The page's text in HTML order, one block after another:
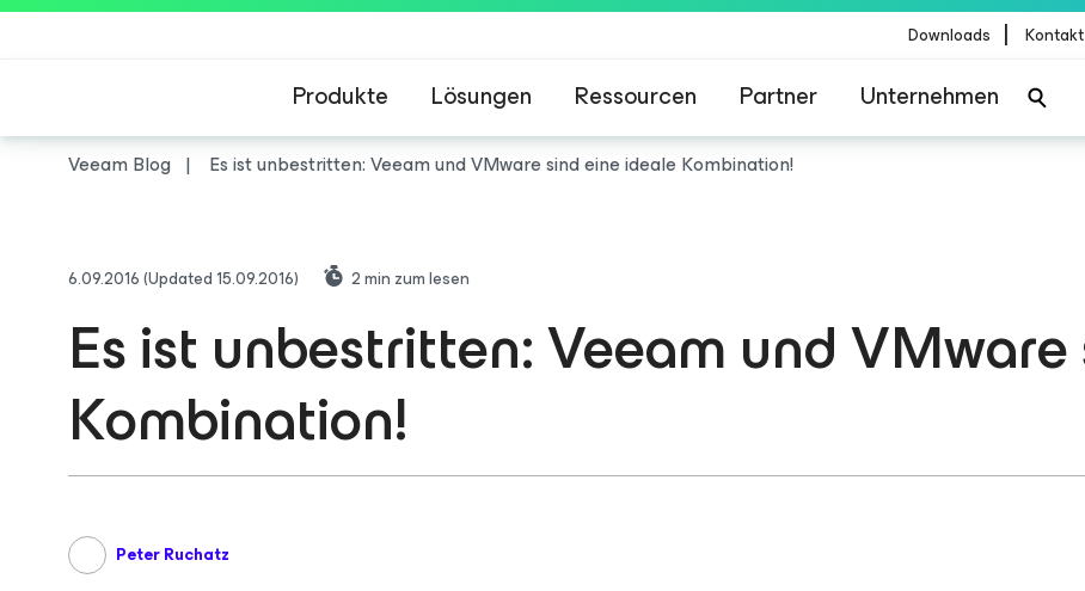
Downloads |
Produkte Lösungen Ressourcen Partner Unternehmen
Veeam Blog Es ist unbestritten: Veeam und VMware sind eine ideale Kombination!
6.09.2016(Updated 15.09.2016) 2min zum lesen
Es ist unbestritten: Veeam und
Kombination!
Peter Ruchatz